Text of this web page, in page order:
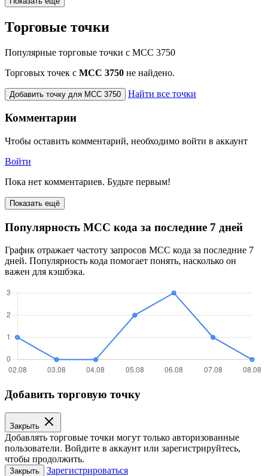
Торговые точки
Популярные торговые точки с MCC 3750
Торговых точек с МСС 3750 не найдено.
Добавить точку для MCC 3750 Найти все точки
Комментарии
Чтобы оставить комментарий, необходимо войти в аккаунт
Войти
Пока нет комментариев. Будьте первым!
Показать ещё
Популярность MCC кода за последние 7 дней
График отражает частоту запросов MCC кода за последние 7
дней. Популярность кода помогает понять, насколько он
важен для кэшбэка.
Добавить торговую точку
Закрыть
Добавлять торговые точки могут только авторизованные
пользователи. Войдите в аккаунт или зарегистрируйтесь,
чтобы продолжить.
Закрыть Зарегистрироваться